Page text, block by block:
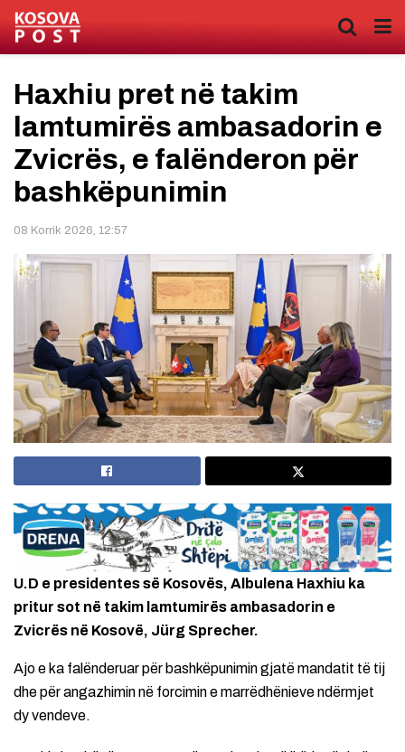
Haxhiu pret në takim
lamtumirës ambasadorin e
Zvicrës, e falënderon për
bashkëpunimin
08 Korrik 2026, 12:57
U.D e presidentes së Kosovës, Albulena Haxhiu ka
pritur sot në takim lamtumirës ambasadorin e
Zvicrës në Kosovë, Jürg Sprecher.
Ajo e ka falënderuar për bashkëpunimin gjatë mandatit të tij
dhe për angazhimin në forcimin e marrëdhënieve ndërmjet
dy vendeve.